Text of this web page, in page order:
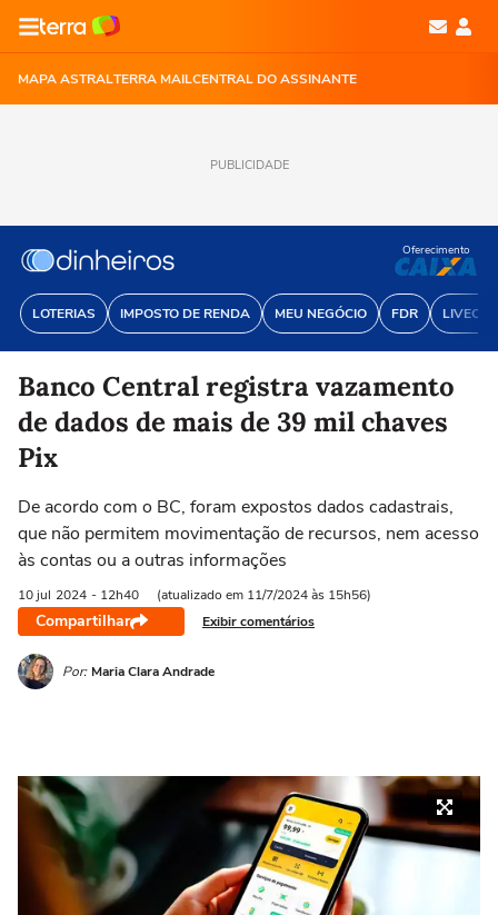
MAPA ASTRALTERRA MAILCENTRAL DO ASSINANTE
PUBLICIDADE
LOTERIAS IMPOSTO DE RENDA MEU NEGÓCIO FDR
Oferecimento
Banco Central registra vazamento
de dados de mais de 39 mil chaves
Pix
De acordo com o BC, foram expostos dados cadastrais,
que não permitem movimentação de recursos, nem acesso
às contas ou a outras informações
10 jul 2024 - 12h40 (atualizado em 11/7/2024 às 15h56)
Compartilhar Exibir comentários
Por: Maria Clara Andrade